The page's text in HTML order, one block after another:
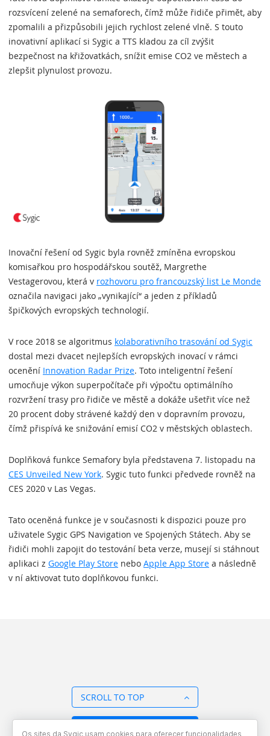
rozsvícení zelené na semaforech, čímž může řidiče přimět, aby
zpomalili a přizpůsobili jejich rychlost zelené vlně. S touto
inovativní aplikací si Sygic a TTS kladou za cíl zvýšit
bezpečnost na křižovatkách, snížit emise CO2 ve městech a
zlepšit plynulost provozu.
Inovační řešení od Sygic byla rovněž zmíněna evropskou
komisařkou pro hospodářskou soutěž, Margrethe
Vestagerovou, která v rozhovoru pro francouzský list Le Monde
označila navigaci jako „vynikající“ a jeden z příkladů
špičkových evropských technologií.
V roce 2018 se algoritmus kolaborativního trasování od Sygic
dostal mezi dvacet nejlepších evropských inovací v rámci
ocenění Innovation Radar Prize. Toto inteligentní řešení
umocňuje výkon superpočítače při výpočtu optimálního
rozvržení trasy pro řidiče ve městě a dokáže ušetřit více než
20 procent doby strávené každý den v dopravním provozu,
čímž přispívá ke snižování emisí CO2 v městských oblastech.
Doplňková funkce Semafory byla představena 7. listopadu na
CES Unveiled New York. Sygic tuto funkci předvede rovněž na
CES 2020 v Las Vegas.
Tato oceněná funkce je v současnosti k dispozici pouze pro
uživatele Sygic GPS Navigation ve Spojených Státech. Aby se
řidiči mohli zapojit do testování beta verze, musejí si stáhnout
aplikaci z Google Play Store nebo Apple App Store a následně
v ní aktivovat tuto doplňkovou funkci.
SCROLL TO TOP
Os sites da Sygic usam cookies para oferecer funcionalidades